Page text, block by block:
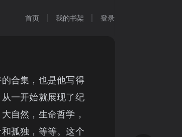
首页 我的书架 登录
的合集，也是他写得
一开始就展现了纪
自然，生命哲学，
孤独，等等。这个